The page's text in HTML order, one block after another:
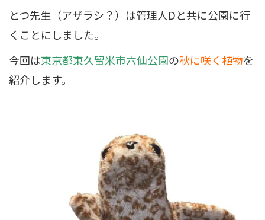
とつ先生（アザラシ？）は管理人Dと共に公園に行
くことにしました。
今回は東京都東久留米市六仙公園の秋に咲く植物を
紹介します。